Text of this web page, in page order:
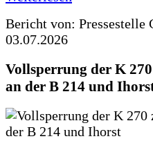
Bericht von: Pressestelle
03.07.2026
Vollsperrung der K
an der B 214 und